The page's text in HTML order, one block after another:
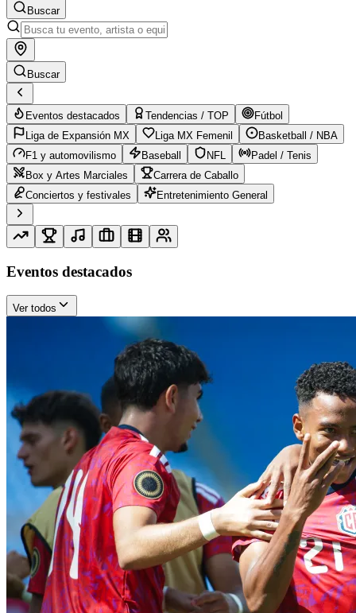
Buscar
Buscar
Eventos destacados Tendencias / TOP
Fútbol
Liga de Expansión MX
Liga MX Femenil
Basketball / NBA
F1 y automovilismo
Baseball NFL
Padel / Tenis
Box y Artes Marciales
Carrera de Caballo
Conciertos y festivales
Entretenimiento General
Eventos destacados
Ver todos